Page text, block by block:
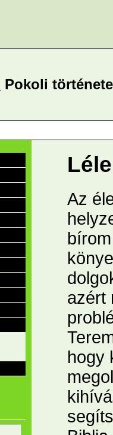
_ Pokoli
Az
azért
hogy